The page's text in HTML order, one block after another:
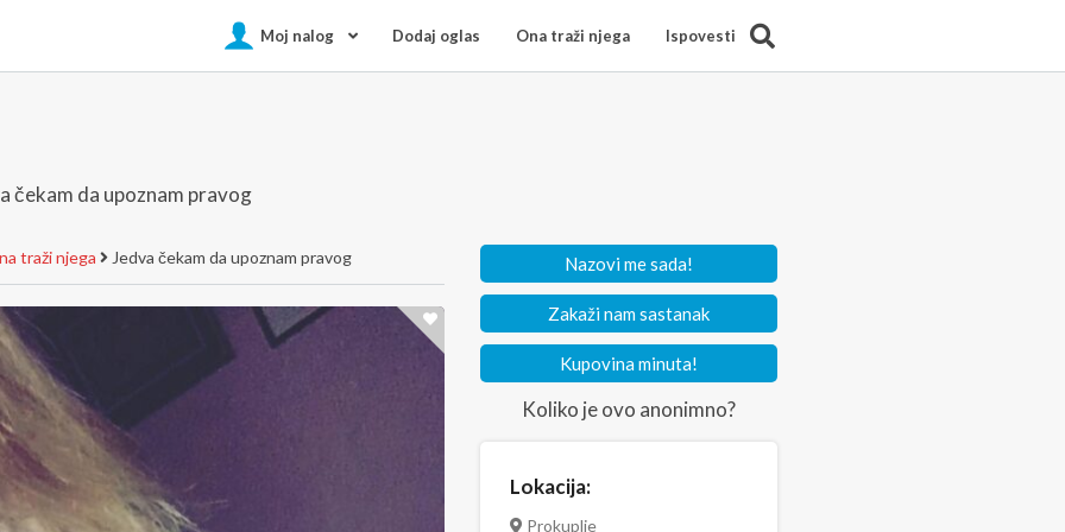
Moj nalog Dodaj oglas Ona traži njega Ispovesti
čekam da upoznam pravog
traži njega Jedva čekam da upoznam pravog Nazovi me sada!
Zakaži nam sastanak
Kupovina minuta!
Koliko je ovo anonimno?
Lokacija:
Prokuplje